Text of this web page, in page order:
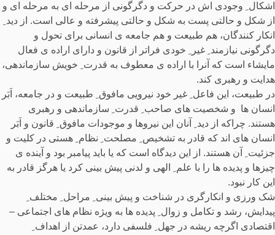
اشکال ِ وجودی اش در حرکت و دگرگونی از مرحله ای به مرحله ای و
از شکل و حالتی پست به شکل و حالتی پیشرفته و عالی است. از دید ِ
انکار کنندگان، هم طبیعت و هم جامعه ی انسانی برای تحول و
دگرگونی نیازمند ِ غیر ِ خودی فراتر از قانون و دارای اراده ی فعال
مایشاء است که آنرا با اراده ی معطوف به قدرت ِ خویش سازماندهی،
هدایت و رهبری کند.
در طبیعت، این فاعل ِ غیر خود نیرویی مافوق ِ طبیعت و در جامعه، اَبَر
انسان ها و شخصیت های صاحب ِ قدرت ِ سازماندهی و رهبری
هستند. چراکه از دید ِ آنان این نیروها و موجودات مافوق ِ قانون و اَبَر
انسان های اند که قادر به تشخیص ِ مصلحت ِ نظام ِ هستی در کلیت و
جزئیت ِ آن هستند. از این دیدگاه است که یا باید پیامبر بود و آینده ی
چیزها و پدیده ها را با علم ِ الهی و لدنی پیش بینی کرد یا هرگز قادر به
این کار نبود.
شک ورزی و انکارگری در شناخت و پیش بینی ِ مراحل ِ مختلف ِ
پیدایش، رشد و تکامل و زوال ِ پدیده ها به ویژه نظام های اجتماعی –
اقتصادی اگرچه ریشه در جهل ِ فلسفی دارد، عمدتن از اهداف ِ